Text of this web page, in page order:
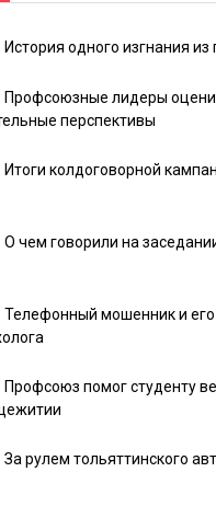
История одного изгнания
Профсоюзные лидеры
перспективы
Итоги колдоговорной
О чем говорили на
Телефонный мошенник и
Профсоюз помог студенту
За рулем тольяттинского